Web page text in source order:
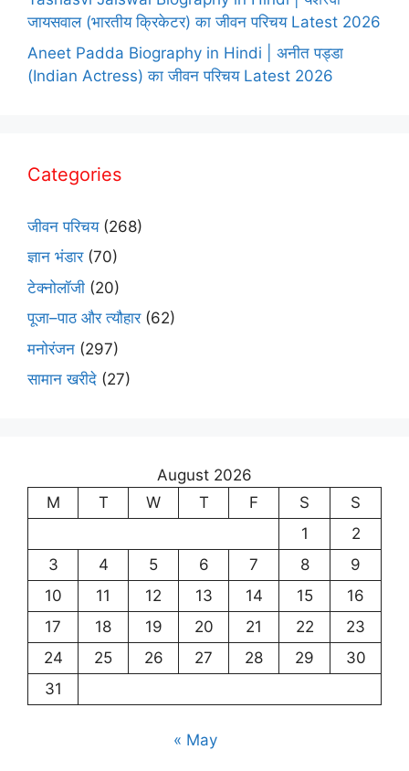
जायसवाल (भारतीय क्रिकेटर) का जीवन परिचय Latest 2026
Aneet Padda Biography in Hindi | अनीत पड्डा
(Indian Actress) का जीवन परिचय Latest 2026
Categories
जीवन परिचय(268)
ज्ञान भंडार(70)
टेक्नोलॉजी (20)
पूजा–पाठ और त्यौहार(62)
मनोरंजन (297)
सामान खरीदे (27)
August 2026
M
T W T F S
S
1
2
3
4 5 6 7 8
9
10
11 12 13 14 15
16
17
18 19 20 21 22
23
24
25 26 27 28 29
30
31
« May